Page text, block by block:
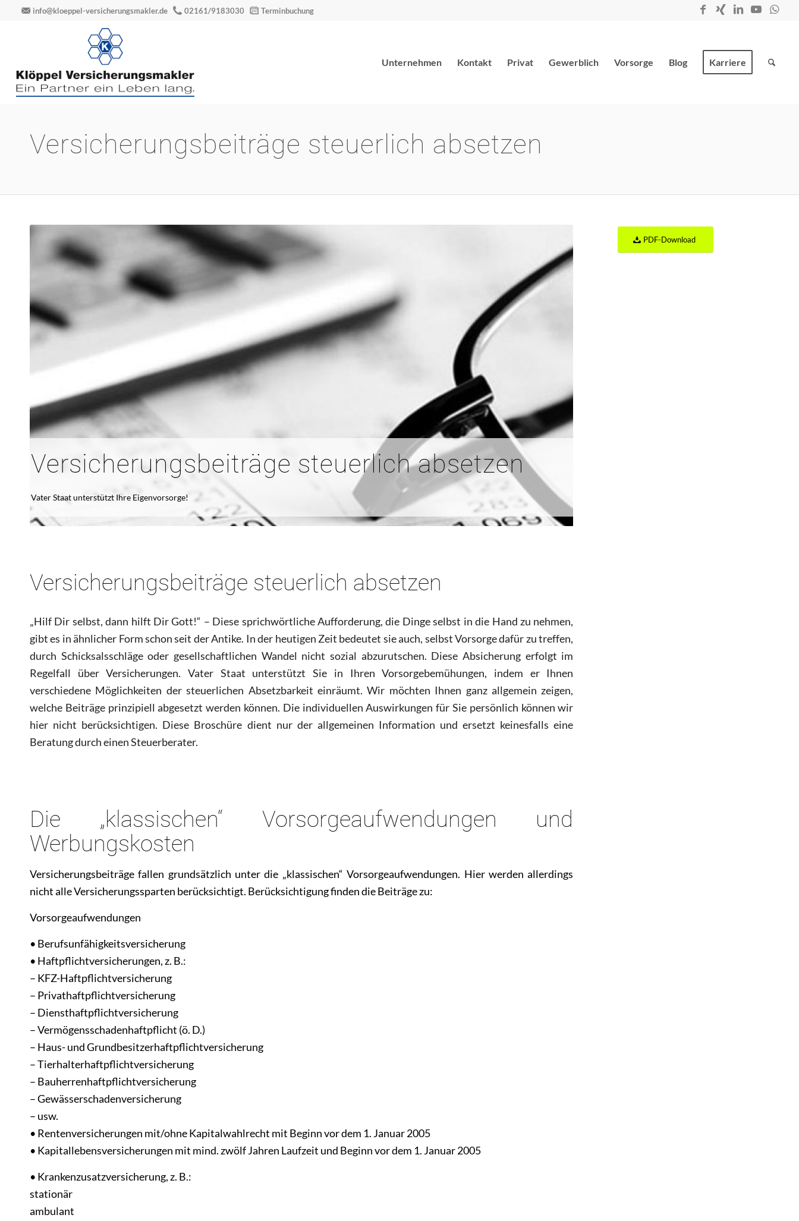
info@kloeppel-versicherungsmakler.de 02161/9183030 Terminbuchung
Unternehmen Kontakt Privat Gewerblich Vorsorge Blog Karriere
Versicherungsbeiträge steuerlich absetzen
Versicherungsbeiträge steuerlich absetzen
Vater Staat unterstützt Ihre Eigenvorsorge!
Versicherungsbeiträge steuerlich absetzen
„Hilf Dir selbst, dann hilft Dir Gott!“ – Diese sprichwörtliche Aufforderung, die Dinge selbst in die Hand zu nehmen,
gibt es in ähnlicher Form schon seit der Antike. In der heutigen Zeit bedeutet sie auch, selbst Vorsorge dafür zu treffen,
durch Schicksalsschläge oder gesellschaftlichen Wandel nicht sozial abzurutschen. Diese Absicherung erfolgt im
Regelfall über Versicherungen. Vater Staat unterstützt Sie in Ihren Vorsorgebemühungen, indem er Ihnen
verschiedene Möglichkeiten der steuerlichen Absetzbarkeit einräumt. Wir möchten Ihnen ganz allgemein zeigen,
welche Beiträge prinzipiell abgesetzt werden können. Die individuellen Auswirkungen für Sie persönlich können wir
hier nicht berücksichtigen. Diese Broschüre dient nur der allgemeinen Information und ersetzt keinesfalls eine
Beratung durch einen Steuerberater.
Die „klassischen“ Vorsorgeaufwendungen und
Werbungskosten
Versicherungsbeiträge fallen grundsätzlich unter die „klassischen“ Vorsorgeaufwendungen. Hier werden allerdings
nicht alle Versicherungssparten berücksichtigt. Berücksichtigung finden die Beiträge zu:
Vorsorgeaufwendungen
• Berufsunfähigkeitsversicherung
• Haftpflichtversicherungen, z. B.:
– KFZ-Haftpflichtversicherung
– Privathaftpflichtversicherung
– Diensthaftpflichtversicherung
– Vermögensschadenhaftpflicht (ö. D.)
– Haus- und Grundbesitzerhaftpflichtversicherung
– Tierhalterhaftpflichtversicherung
– Bauherrenhaftpflichtversicherung
– Gewässerschadenversicherung
– usw.
• Rentenversicherungen mit/ohne Kapitalwahlrecht mit Beginn vor dem 1. Januar 2005
• Kapitallebensversicherungen mit mind. zwölf Jahren Laufzeit und Beginn vor dem 1. Januar 2005
• Krankenzusatzversicherung, z. B.:
stationär
ambulant
PDF-Download